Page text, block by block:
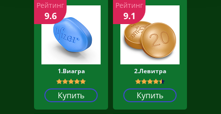
1.Виагра
Купить
Рейтинг
9.6
2.Левитра
Купить
Рейтинг
9.1